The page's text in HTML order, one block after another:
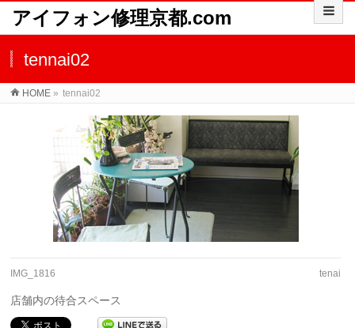
アイフォン修理京都.com
tennai02
HOME » tennai02
IMG_1816 tenai
店舗内の待合スペース